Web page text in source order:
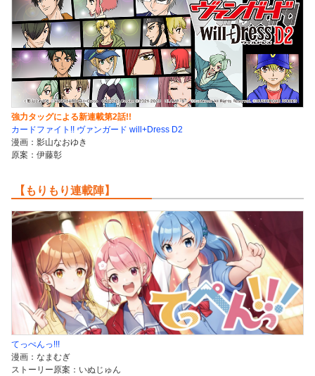
強力タッグによる新連載第2話!!
カードファイト!! ヴァンガード will+Dress D2
漫画：影山なおゆき
原案：伊藤彰
【もりもり連載陣】
てっぺんっ!!!
漫画：なまむぎ
ストーリー原案：いぬじゅん